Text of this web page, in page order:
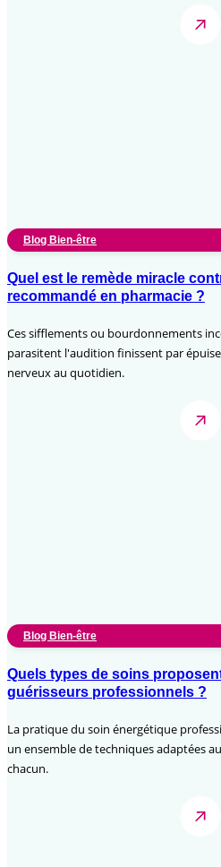
Blog Bien-être
Quel est le remède miracle
recommandé en pharmacie ?
Ces sifflements ou bourdonnements
parasitent l'audition finissent par
nerveux au quotidien.
Blog Bien-être
Quels types de soins
guérisseurs professionnels ?
La pratique du soin énergétique
un ensemble de techniques adaptées
chacun.